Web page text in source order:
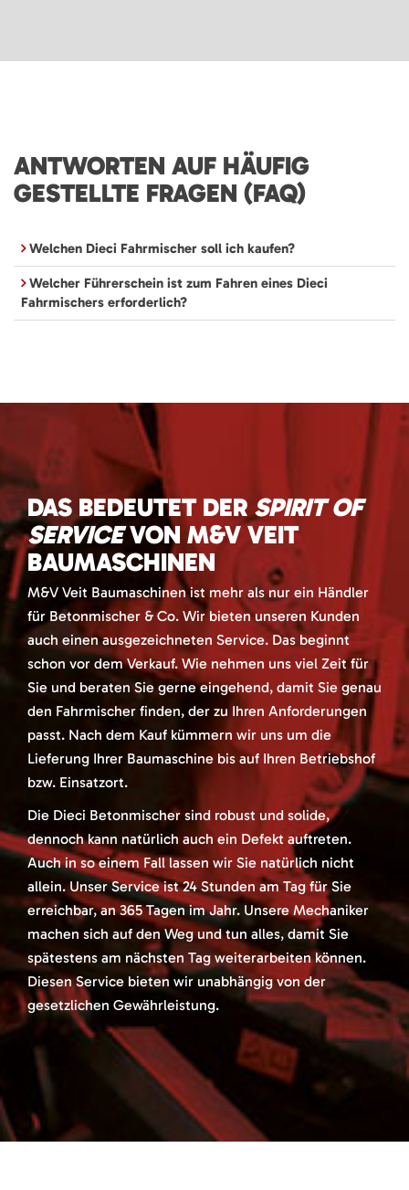
ANTWORTEN AUF HÄUFIG
GESTELLTE FRAGEN (FAQ)
Welchen Dieci Fahrmischer soll ich kaufen?
Welcher Führerschein ist zum Fahren eines Dieci
Fahrmischers erforderlich?
DAS BEDEUTET DERSPIRIT OF
SERVICEVON M&V VEIT
BAUMASCHINEN
M&V Veit Baumaschinen ist mehr als nur ein Händler
für Betonmischer & Co. Wir bieten unseren Kunden
auch einen ausgezeichneten Service. Das beginnt
schon vor dem Verkauf. Wie nehmen uns viel Zeit für
Sie und beraten Sie gerne eingehend, damit Sie genau
den Fahrmischer finden, der zu Ihren Anforderungen
passt. Nach dem Kauf kümmern wir uns um die
Lieferung Ihrer Baumaschine bis auf Ihren Betriebshof
bzw. Einsatzort.
Die Dieci Betonmischer sind robust und solide,
dennoch kann natürlich auch ein Defekt auftreten.
Auch in so einem Fall lassen wir Sie natürlich nicht
allein. Unser Service ist 24 Stunden am Tag für Sie
erreichbar, an 365 Tagen im Jahr. Unsere Mechaniker
machen sich auf den Weg und tun alles, damit Sie
spätestens am nächsten Tag weiterarbeiten können.
Diesen Service bieten wir unabhängig von der
gesetzlichen Gewährleistung.